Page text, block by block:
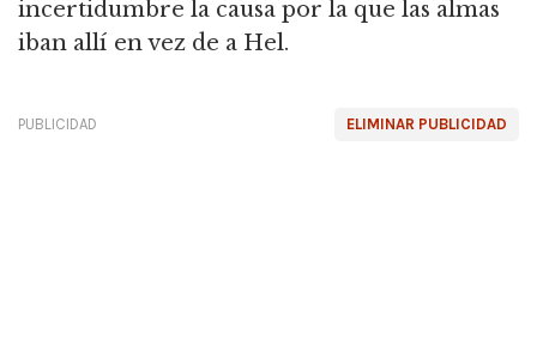
incertidumbre la causa por la que las almas
iban allí en vez de a Hel.
ELIMINAR PUBLICIDAD
PUBLICIDAD